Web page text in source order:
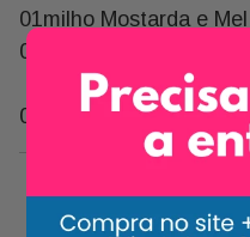
01milho Mostarda e
01amendoa 30g
01 Embalagem de